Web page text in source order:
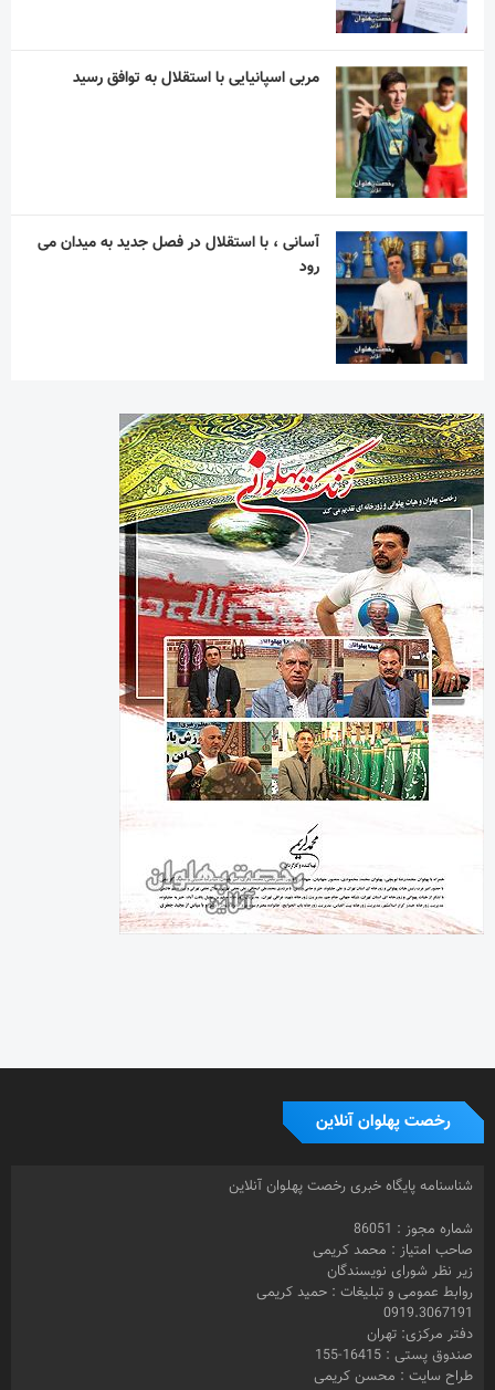
مربی اسپانیایی با استقلال به توافق رسید
آسانی ، با استقلال در فصل جدید به میدان می
رود
رخصت پهلوان آنلاین
شناسنامه پایگاه خبری رخصت پهلوان آنلاین
شماره مجوز : 86051
صاحب امتیاز : محمد کریمی
زیر نظر شورای نویسندگان
روابط عمومی و تبلیغات : حمید کریمی
0919.3067191
دفتر مرکزی: تهران
صندوق پستی : 16415-155
طراح سایت : محسن کریمی